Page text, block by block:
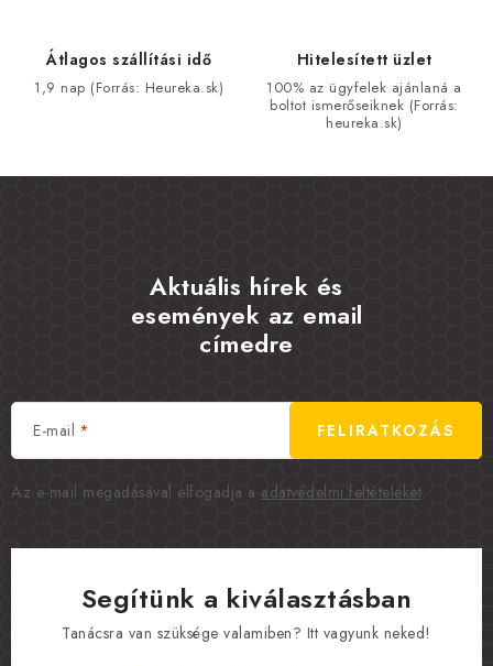
Átlagos szállítási idő
1,9 nap (Forrás: Heureka.sk)
Hitelesített üzlet
100% az ügyfelek ajánlaná a
boltot ismerőseiknek (Forrás:
heureka.sk)
Aktuális hírek és
események az email
címedre
E-mail
Az e-mail megadásával elfogadja a adatvédelmi feltételeket.
FELIRATKOZÁS
Segítünk a kiválasztásban
Tanácsra van szüksége valamiben? Itt vagyunk neked!